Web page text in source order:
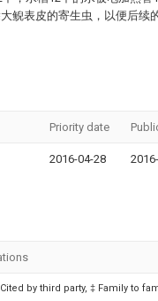
鲵表皮的寄生虫，以便后续
Priority date
2016-04-28
by third party, ‡ Family to